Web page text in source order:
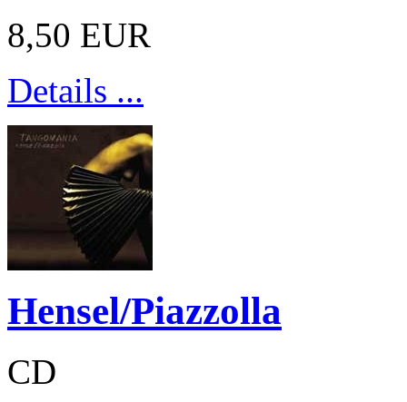
8,50 EUR
Details ...
Hensel/Piazzolla
CD